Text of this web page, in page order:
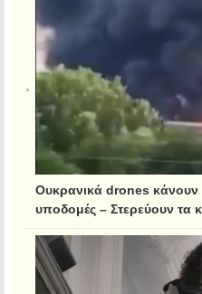
Ουκρανικά drones κάνουν
υποδομές – Στερεύουν τα